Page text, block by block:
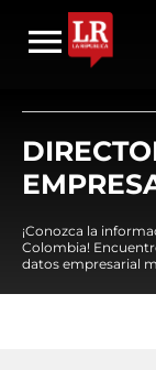
¡Conozca la
Colombia!
datos empresarial